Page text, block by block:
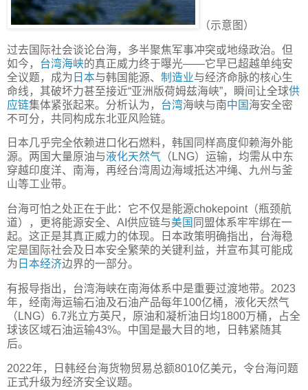
（示意图）
过去国际社会谈论台海，多半聚焦军事冲突或地缘政治。但
如今， 台湾海峡的真正威力终于曝光——它早已超越单纯安
全议题，成为 日本与韩国能源、 制造业与经济命脉的核心生
命线，其破坏力甚至接近“亚洲版荷姆兹海峡”，瞬间让全球供
应链集体紧张起来。分析认为， 台湾海峡与南中国 海安全密
不可分，共同构成东北亚风险链。
日本几乎完全依赖进口化石燃料，韩国同样高度仰赖海外能
源。两国大量原油与液化天然气 （LNG）运输，均需从中东
穿越印度洋、南海，再经台湾周边海域抵达冲绳、九州与釜
山等工业带。
台海可怕之处正在于此：它不仅是能源chokepoint（瓶颈航
道），更将能源安全、AI供应链与美国 同盟体系牢牢绑在一
起。这正是其真正威力的体现。日本政策明确指出，台海稳
定是国际社会及日本安全繁荣的关键利益，并宣布其可能成
为 日本经济边界的一部分。
有报导指出，台湾海峡在南海体系中是重要过渡地带。2023
年，经南海运输石油及石油产品每年100亿桶，液化天然气
（LNG）6.7兆立方英尺，原油和凝析油日均1800万桶，占全
球该区域石油运输43%。中国是最大目的地，日韩紧随其
后。
2022年，日韩经台海货物贸易总额8010亿美元，令台海问题
正式升级为经济安全议题。